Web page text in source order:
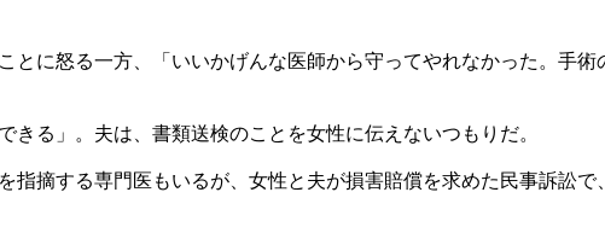
に怒る一方、「いいかげんな医師から守ってやれなかった。手術
る」。夫は、書類送検のことを女性に伝えないつもりだ。
摘する専門医もいるが、女性と夫が損害賠償を求めた民事訴訟で